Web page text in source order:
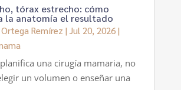
tórax estrecho: cómo
la anatomía el resultado
Remírez | Jul 20, 2026|
una cirugía mamaria, no
un volumen o enseñar una